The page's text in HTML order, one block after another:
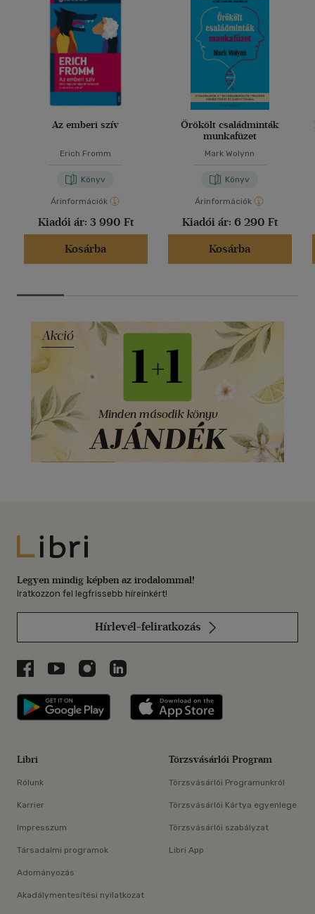
Az emberi szív
Erich Fromm
Könyv
Árinformációk
Kiadói ár: 3 990 Ft
Kosárba
Örökölt családminták
munkafüzet
Mark Wolynn
Könyv
Árinformációk
Kiadói ár: 6 290 Ft
Kosárba
Libri
Legyen mindig képben az irodalommal!
Iratkozzon fel legfrissebb híreinkért!
Hírlevél-feliratkozás
Libri a Facebookon
Libri a Youtube-on
Libri az Instagramon
Libri a LinkedInen
Libri applikáció Szerezd meg: Google
Libri
Rólunk
Karrier
Impresszum
Társadalmi programok
Adományozás
Akadálymentesítési nyilatkozat
Törzsvásárlói Program
Törzsvásárlói Programunkról
Törzsvásárlói Kártya egyenlege
Törzsvásárlói szabályzat
Libri App